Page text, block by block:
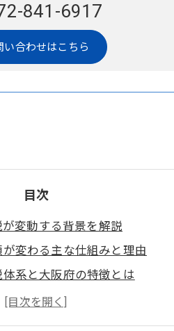
841-6917
い合わせはこちら
目次
変動する背景を解説
変わる主な仕組みと理由
系と大阪府の特徴とは
ーが知るべき年数別税率の違い
での軽貨物自動車税の違い